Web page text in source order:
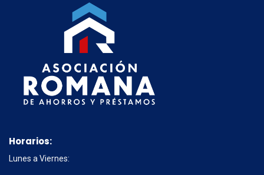
Horarios:
Lunes a Viernes: